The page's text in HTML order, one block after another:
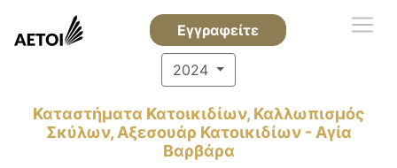
Εγγραφείτε
2024
Καταστήματα Κατοικιδίων, Καλλωπισμός
Σκύλων, Αξεσουάρ Κατοικιδίων - Αγία
Βαρβάρα